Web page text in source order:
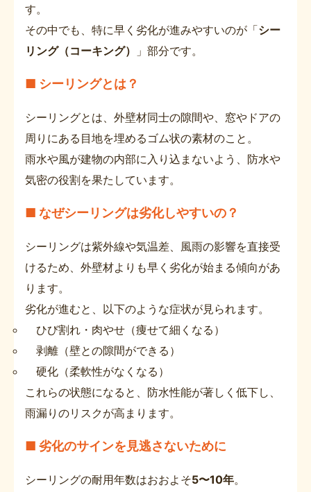
す。
その中でも、特に早く劣化が進みやすいのが「シー
リング（コーキング）
」部分です。
■ シーリングとは？
シーリングとは、外壁材同士の隙間や、窓やドアの
周りにある目地を埋めるゴム状の素材のこと。
雨水や風が建物の内部に入り込まないよう、防水や
気密の役割を果たしています。
■ なぜシーリングは劣化しやすいの？
シーリングは紫外線や気温差、風雨の影響を直接受
けるため、外壁材よりも早く劣化が始まる傾向があ
ります。
劣化が進むと、以下のような症状が見られます。
ひび割れ・肉やせ（痩せて細くなる）
剥離（壁との隙間ができる）
硬化（柔軟性がなくなる）
これらの状態になると、防水性能が著しく低下し、
雨漏りのリスクが高まります。
■ 劣化のサインを見逃さないために
シーリングの耐用年数はおおよそ5〜10年。